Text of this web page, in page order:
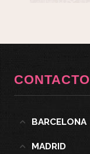
CONTACTO
BARCELONA
MADRID